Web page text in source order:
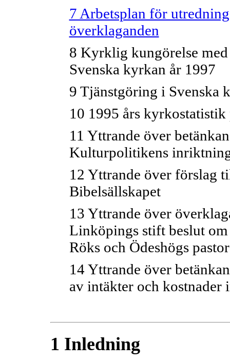
7 Arbetsplan för
överklaganden
8 Kyrklig kungörelse
Svenska kyrkan år 1997
9 Tjänstgöring i Svenska
10 1995 års
11 Yttrande över
Kulturpolitikens
12 Yttrande över förslag
Bibelsällskapet
13 Yttrande över
Linköpings stift beslut
Röks och Ödeshögs
14 Yttrande över
av intäkter och kostnader
1 Inledning